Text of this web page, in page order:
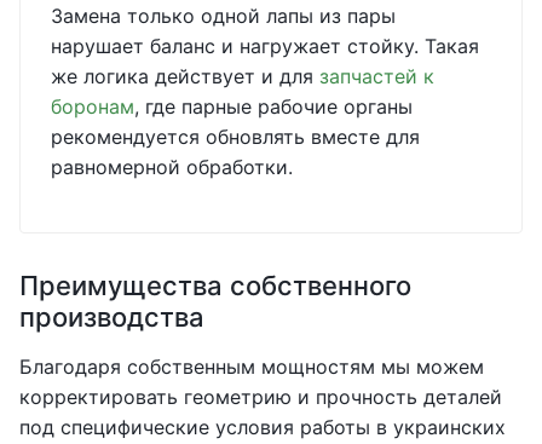
Замена только одной лапы из пары
нарушает баланс и нагружает стойку. Такая
же логика действует и для запчастей к
боронам, где парные рабочие органы
рекомендуется обновлять вместе для
равномерной обработки.
Преимущества собственного
производства
Благодаря собственным мощностям мы можем
корректировать геометрию и прочность деталей
под специфические условия работы в украинских